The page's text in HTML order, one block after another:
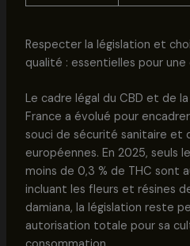
Respecter la législation et
qualité : essentielles pour
Le cadre légal du CBD et de
France a évolué pour
souci de sécurité sanitaire et
européennes. En 2025, seuls
moins de 0,3 % de THC sont
incluant les fleurs et résines
damiana, la législation reste
autorisation totale pour sa